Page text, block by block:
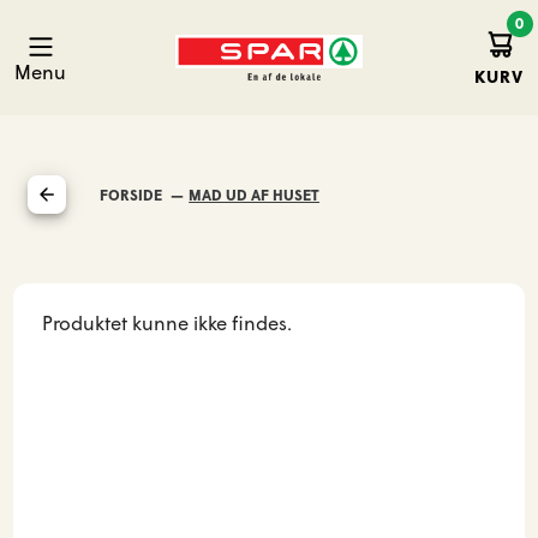
Menu Spar Hirtshals
Kurv
0
KURV
MAD UD AF HUSET
Produktet kunne ikke findes.